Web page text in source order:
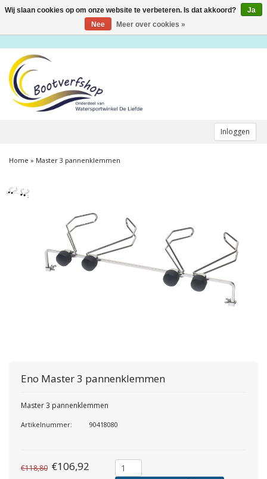
Inloggen
Toggle
Home » Master 3 pannenklemmen
Eno Master 3 pannenklemmen
Master 3 pannenklemmen
Artikelnummer: 90418080
€118,80 €106,92
Wij slaan cookies op om onze website te verbeteren. Is dat akkoord?
Ja
Nee
Meer over cookies »